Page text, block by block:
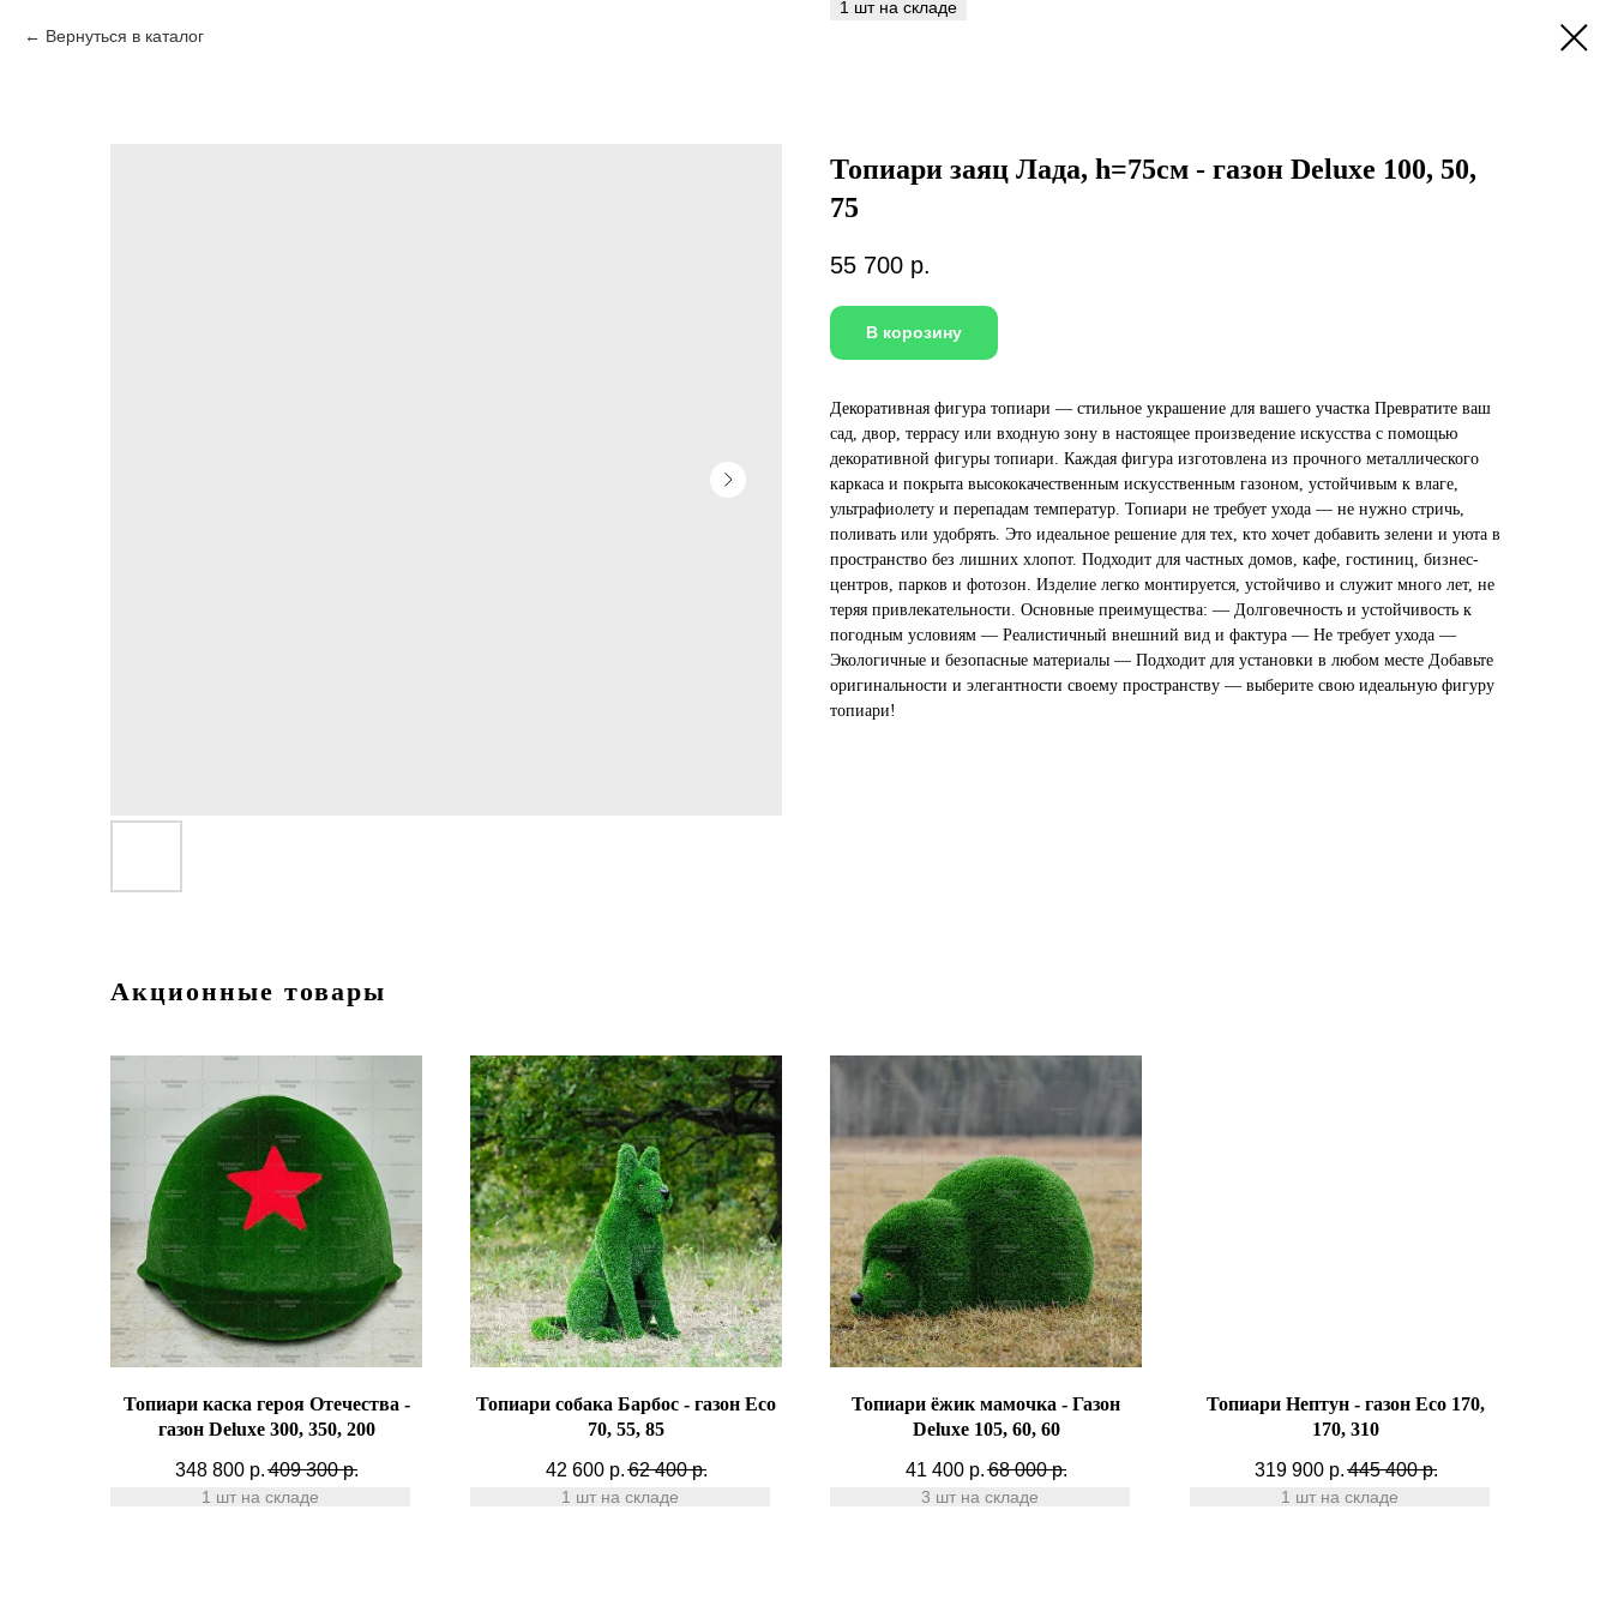
Вернуться в каталог
Топиари заяц Лада, h=75см - газон Deluxe 100, 50,
75
55 700 р.
В корозину
Декоративная фигура топиари — стильное украшение для вашего участка Превратите ваш
сад, двор, террасу или входную зону в настоящее произведение искусства с помощью
декоративной фигуры топиари. Каждая фигура изготовлена из прочного металлического
каркаса и покрыта высококачественным искусственным газоном, устойчивым к влаге,
ультрафиолету и перепадам температур. Топиари не требует ухода — не нужно стричь,
поливать или удобрять. Это идеальное решение для тех, кто хочет добавить зелени и уюта в
пространство без лишних хлопот. Подходит для частных домов, кафе, гостиниц, бизнес-
центров, парков и фотозон. Изделие легко монтируется, устойчиво и служит много лет, не
теряя привлекательности. Основные преимущества: — Долговечность и устойчивость к
погодным условиям — Реалистичный внешний вид и фактура — Не требует ухода —
Экологичные и безопасные материалы — Подходит для установки в любом месте Добавьте
оригинальности и элегантности своему пространству — выберите свою идеальную фигуру
топиари!
Акционные товары
Топиари каска героя Отечества -
газон Deluxe 300, 350, 200
348 800 р. 409 300 р.
Топиари собака Барбос - газон Eco
70, 55, 85
42 600 р. 62 400 р.
Топиари ёжик мамочка - Газон
Deluxe 105, 60, 60
41 400 р. 68 000 р.
Топиари Нептун - газон Eco 170,
170, 310
319 900 р. 445 400 р.